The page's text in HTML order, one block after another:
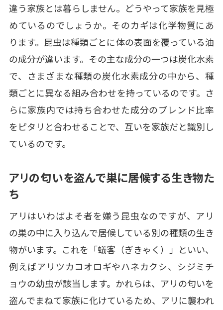
違う家族とは暮らしません。どうやって家族を見極
めているのでしょうか。そのカギは化学物質にあ
ります。昆虫は種類ごとに体の表面を覆っている油
の成分が違います。その主な成分の一つは炭化水素
で、さまざまな種類の炭化水素成分の中から、種
類ごとに異なる組み合わせを持っているのです。さ
らに家族内では持ち合わせた成分のブレンド比率
をピタリと合わせることで、互いを家族だと識別し
ているのです。
アリの匂いを盗んで巣に居候する生き物た
ち
アリはいわばよそ者を嫌う昆虫なのですが、アリ
の巣の中に入り込んで居候している別の種類の生き
物がいます。これを「蟻客（ぎきゃく）」といい、
例えばアリツカコオロギやハネカクシ、シジミチ
ョウの幼虫が該当します。かれらは、アリの匂いを
盗んでまねて家族に化けているため、アリに襲われ